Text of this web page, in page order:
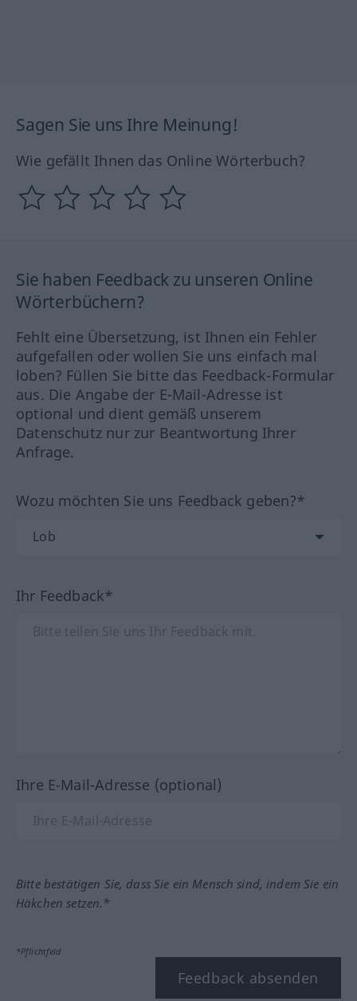
Sagen Sie uns Ihre Meinung!
Wie gefällt Ihnen das Online Wörterbuch?
Sie haben Feedback zu unseren Online
Wörterbüchern?
Fehlt eine Übersetzung, ist Ihnen ein Fehler
aufgefallen oder wollen Sie uns einfach mal
loben? Füllen Sie bitte das Feedback-Formular
aus. Die Angabe der E-Mail-Adresse ist
optional und dient gemäß unserem
Datenschutz nur zur Beantwortung Ihrer
Anfrage.
Wozu möchten Sie uns Feedback geben?*
Ihr Feedback*
Ihre E-Mail-Adresse (optional)
Bitte bestätigen Sie, dass Sie ein Mensch sind, indem Sie ein
Häkchen setzen.*
*Pflichtfeld
Feedback absenden